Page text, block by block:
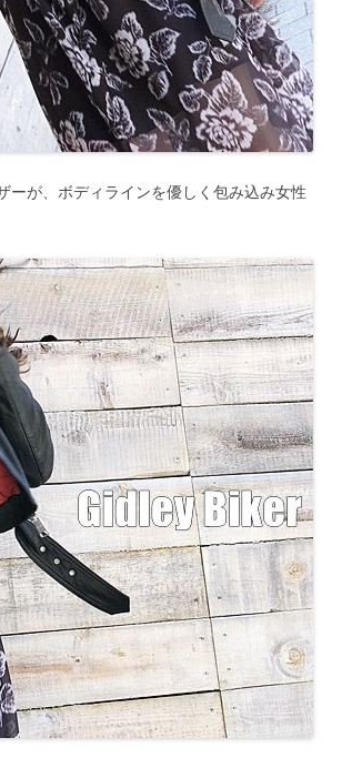
が、ボディラインを優しく包み込み女性